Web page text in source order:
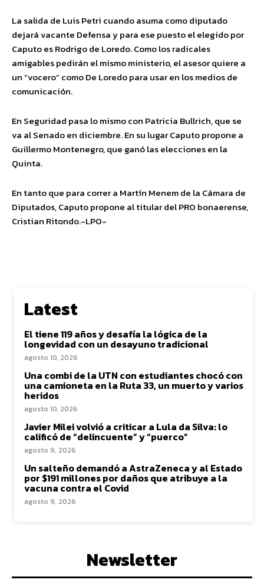
La salida de Luis Petri cuando asuma como diputado
dejará vacante Defensa y para ese puesto el elegido por
Caputo es Rodrigo de Loredo. Como los radicales
amigables pedirán el mismo ministerio, el asesor quiere a
un “vocero” como De Loredo para usar en los medios de
comunicación.
En Seguridad pasa lo mismo con Patricia Bullrich, que se
va al Senado en diciembre. En su lugar Caputo propone a
Guillermo Montenegro, que ganó las elecciones en la
Quinta.
En tanto que para correr a Martín Menem de la Cámara de
Diputados, Caputo propone al titular del PRO bonaerense,
Cristian Ritondo.-LPO-
Latest
El tiene 119 años y desafía la lógica de la
longevidad con un desayuno tradicional
agosto 10, 2026
Una combi de la UTN con estudiantes chocó con
una camioneta en la Ruta 33, un muerto y varios
heridos
agosto 10, 2026
Javier Milei volvió a criticar a Lula da Silva: lo
calificó de “delincuente” y “puerco”
agosto 9, 2026
Un salteño demandó a AstraZeneca y al Estado
por $191 millones por daños que atribuye a la
vacuna contra el Covid
agosto 9, 2026
Newsletter